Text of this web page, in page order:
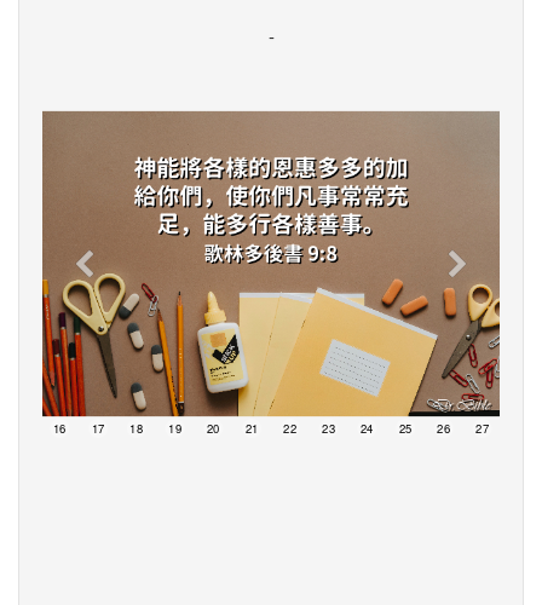
-
16 17 18 19 20 21 22 23 24 25 26 27